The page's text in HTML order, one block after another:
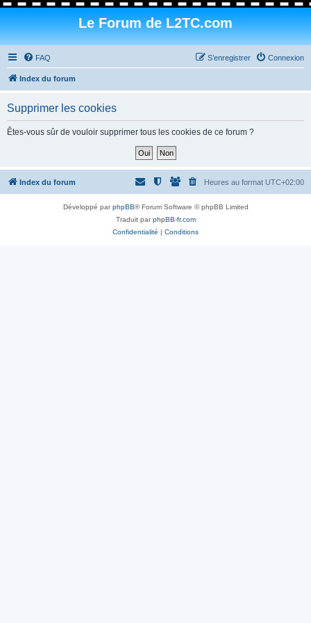
Le Forum de L2TC.com
FAQ Connexion
S’enregistrer
Index du forum
Supprimer les cookies
Êtes-vous sûr de vouloir supprimer tous les cookies de ce forum ?
Index du forum Heures au format UTC+02:00
Développé parphpBB® Forum Software © phpBB Limited
Traduit parphpBB-fr.com
Confidentialité | Conditions